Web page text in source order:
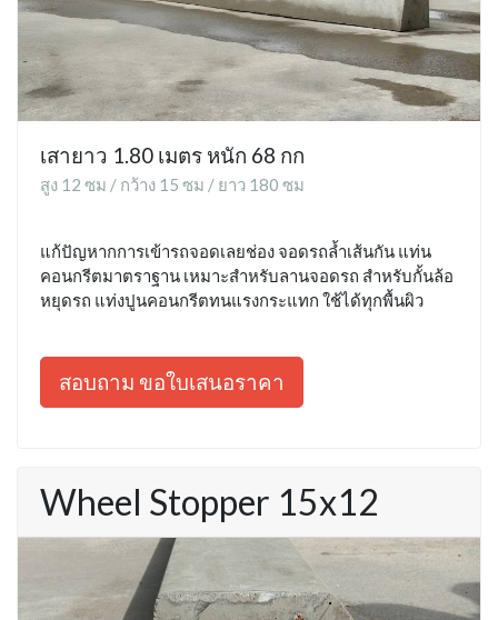
เสายาว 1.80 เมตร หนัก 68 กก
สูง 12 ซม / กว้าง 15 ซม / ยาว 180 ซม
แก้ปัญหากการเข้ารถจอดเลยช่อง จอดรถล้ำเส้นกัน แท่น
คอนกรีตมาตราฐาน เหมาะสำหรับลานจอดรถ สำหรับกั้นล้อ
หยุดรถ แท่งปูนคอนกรีตทนแรงกระแทก ใช้ได้ทุกพื้นผิว
สอบถาม ขอใบเสนอราคา
Wheel Stopper 15x12